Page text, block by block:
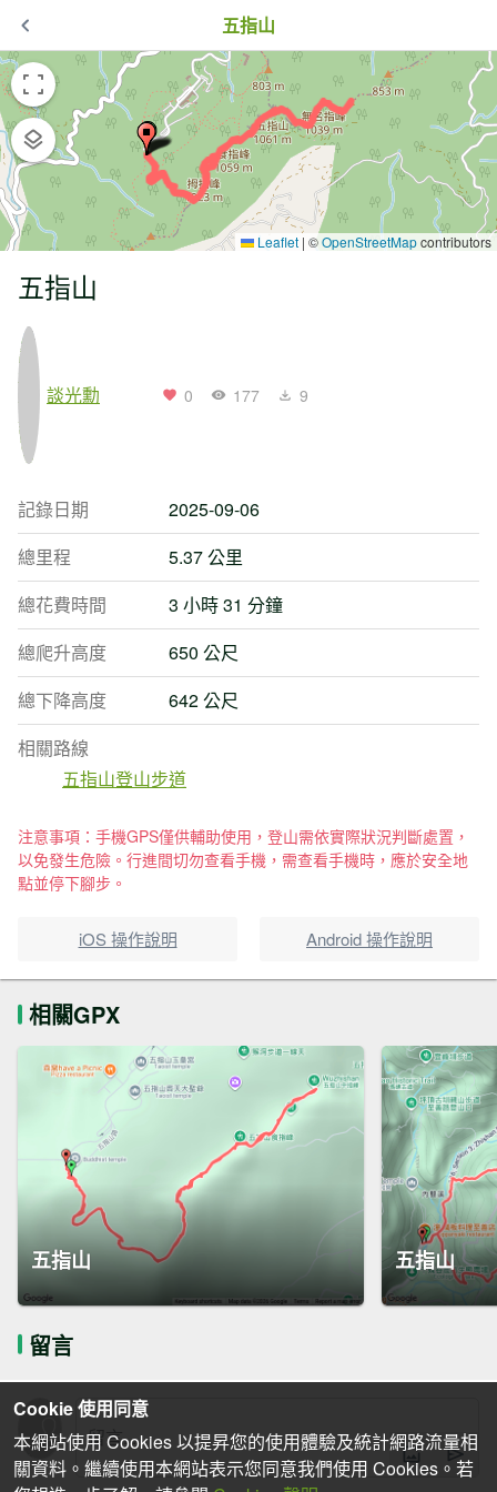
五指山
Leaflet | ©OpenStreetMapcontributors
五指山
談光勳 0 177 9
記錄日期
2025-09-06
總里程
5.37 公里
總花費時間
3 小時 31 分鐘
總爬升高度
650 公尺
總下降高度
642 公尺
相關路線
五指山登山步道
注意事項：手機GPS僅供輔助使用，登山需依實際狀況判斷處置，
以免發生危險。行進間切勿查看手機，需查看手機時，應於安全地
點並停下腳步。
iOS 操作說明 Android 操作說明
相關GPX
五指山 五指山
留言
Cookie 使用同意
本網站使用 Cookies 以提昇您的使用體驗及統計網路流量相
關資料。繼續使用本網站表示您同意我們使用 Cookies。若